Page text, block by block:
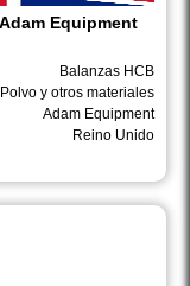
Equipment
Balanzas HCB
Polvo y otros materiales
Adam Equipment
Reino Unido